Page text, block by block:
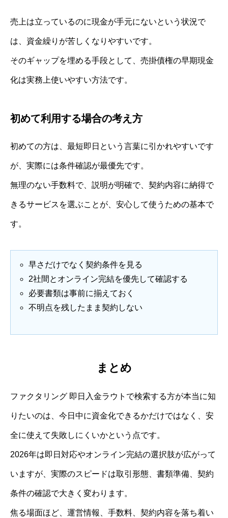
売上は立っているのに現金が手元にないという状況で
は、資金繰りが苦しくなりやすいです。
そのギャップを埋める手段として、売掛債権の早期現金
化は実務上使いやすい方法です。
初めて利用する場合の考え方
初めての方は、最短即日という言葉に引かれやすいです
が、実際には条件確認が最優先です。
無理のない手数料で、説明が明確で、契約内容に納得で
きるサービスを選ぶことが、安心して使うための基本で
す。
早さだけでなく契約条件を見る
2社間とオンライン完結を優先して確認する
必要書類は事前に揃えておく
不明点を残したまま契約しない
まとめ
ファクタリング 即日入金ラウトで検索する方が本当に知
りたいのは、今日中に資金化できるかだけではなく、安
全に使えて失敗しにくいかという点です。
2026年は即日対応やオンライン完結の選択肢が広がって
いますが、実際のスピードは取引形態、書類準備、契約
条件の確認で大きく変わります。
焦る場面ほど、運営情報、手数料、契約内容を落ち着い